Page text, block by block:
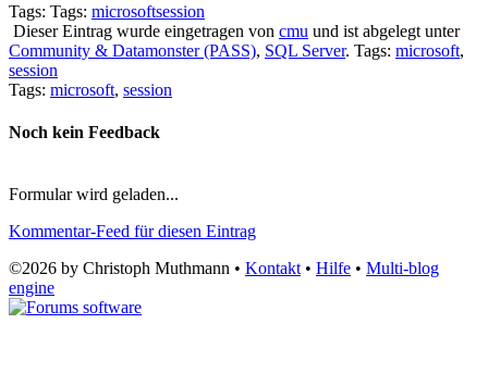
Tags: Tags: microsoftsession
Dieser Eintrag wurde eingetragen von cmu und ist abgelegt unter
Community & Datamonster (PASS), SQL Server. Tags: microsoft,
session
Tags: microsoft, session
Noch kein Feedback
Formular wird geladen...
Kommentar-Feed für diesen Eintrag
©2026 by Christoph Muthmann • Kontakt • Hilfe • Multi-blog
engine